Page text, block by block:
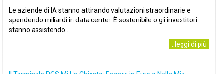
Le aziende di IA stanno attirando valutazioni straordinarie e
spendendo miliardi in data center. È sostenibile o gli investitori
stanno assistendo..
..leggi di più